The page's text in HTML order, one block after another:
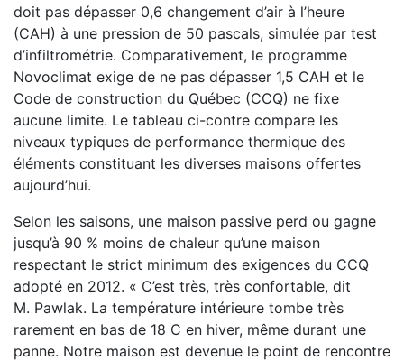
doit pas dépasser 0,6 changement d’air à l’heure
(CAH) à une pression de 50 pascals, simulée par test
d’infiltrométrie. Comparativement, le programme
Novoclimat exige de ne pas dépasser 1,5 CAH et le
Code de construction du Québec (CCQ) ne fixe
aucune limite. Le tableau ci-contre compare les
niveaux typiques de performance thermique des
éléments constituant les diverses maisons offertes
aujourd’hui.
Selon les saisons, une maison passive perd ou gagne
jusqu’à 90 % moins de chaleur qu’une maison
respectant le strict minimum des exigences du CCQ
adopté en 2012. « C’est très, très confortable, dit
M. Pawlak. La température intérieure tombe très
rarement en bas de 18 C en hiver, même durant une
panne. Notre maison est devenue le point de rencontre